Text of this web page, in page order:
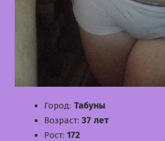
Город: Табуны
Возраст: 37 лет
Рост: 172